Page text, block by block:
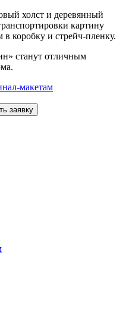
холст и деревянный
картину
коробку и стрейч-пленку.
станут отличным
макетам
заявку